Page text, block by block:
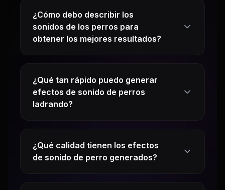
¿Cómo debo describir los
sonidos de los perros para
obtener los mejores resultados?
¿Qué tan rápido puedo generar
efectos de sonido de perros
ladrando?
¿Qué calidad tienen los efectos
de sonido de perro generados?